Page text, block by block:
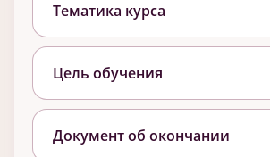
Тематика курса
Цель обучения
Документ об окончании